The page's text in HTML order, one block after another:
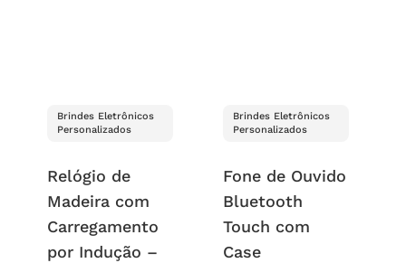
Brindes Eletrônicos
Personalizados
Relógio de
Madeira com
Carregamento
por Indução –
Brindes Eletrônicos
Personalizados
Fone de Ouvido
Bluetooth
Touch com
Case